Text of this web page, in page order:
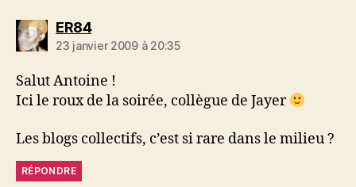
ER84dit :
23 janvier 2009 à 20:35
Salut Antoine !
Ici le roux de la soirée, collègue de Jayer
Les blogs collectifs, c’est si rare dans le milieu ?
RÉPONDRE